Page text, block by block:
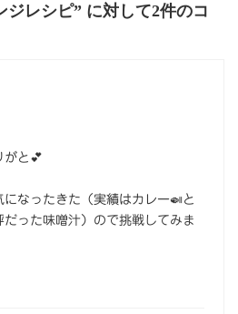
ジレシピ” に対して2件のコ
がと💕
なったきた（実績はカレー🍛と
った味噌汁）ので挑戦してみま